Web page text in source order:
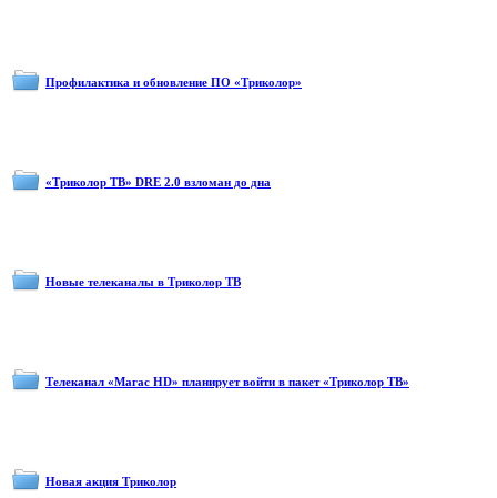
Профилактика и обновление ПО «Триколор»
«Триколор ТВ» DRE 2.0 взломан до дна
Новые телеканалы в Триколор ТВ
Телеканал «Магас HD» планирует войти в пакет «Триколор ТВ»
Новая акция Триколор